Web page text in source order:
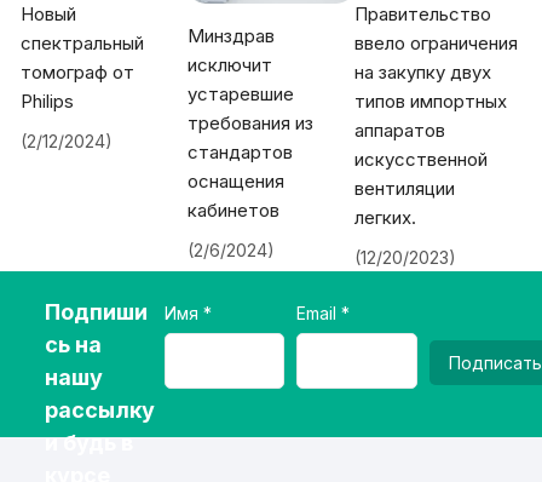
Новый
спектральный
томограф от
Philips
(2/12/2024)
Минздрав
исключит
устаревшие
требования из
стандартов
оснащения
кабинетов
(2/6/2024)
Правительство
ввело ограничения
на закупку двух
типов импортных
аппаратов
искусственной
вентиляции
легких.
(12/20/2023)
Подпиши
сь на
нашу
рассылку
и будь в
Имя Email